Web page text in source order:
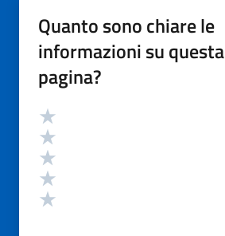
Quanto sono chiare le
informazioni su questa
pagina?
Valutazione